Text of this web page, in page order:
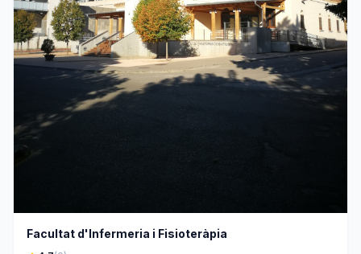
Facultat d'Infermeria i Fisioteràpia